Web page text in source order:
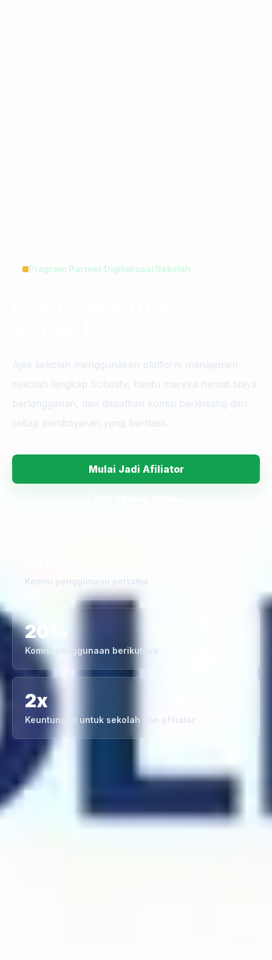
Program Partner Digitalisasi Sekolah
Ajak sekolah menggunakan platform manajemen
sekolah lengkap Scholify, bantu mereka hemat biaya
berlangganan, dan dapatkan komisi berjenjang dari
setiap pembayaran yang berhasil.
Mulai Jadi Afiliator
Komisi penggunaan pertama
20%
Komisi penggunaan berikutnya
2x
Keuntungan untuk sekolah dan afiliator